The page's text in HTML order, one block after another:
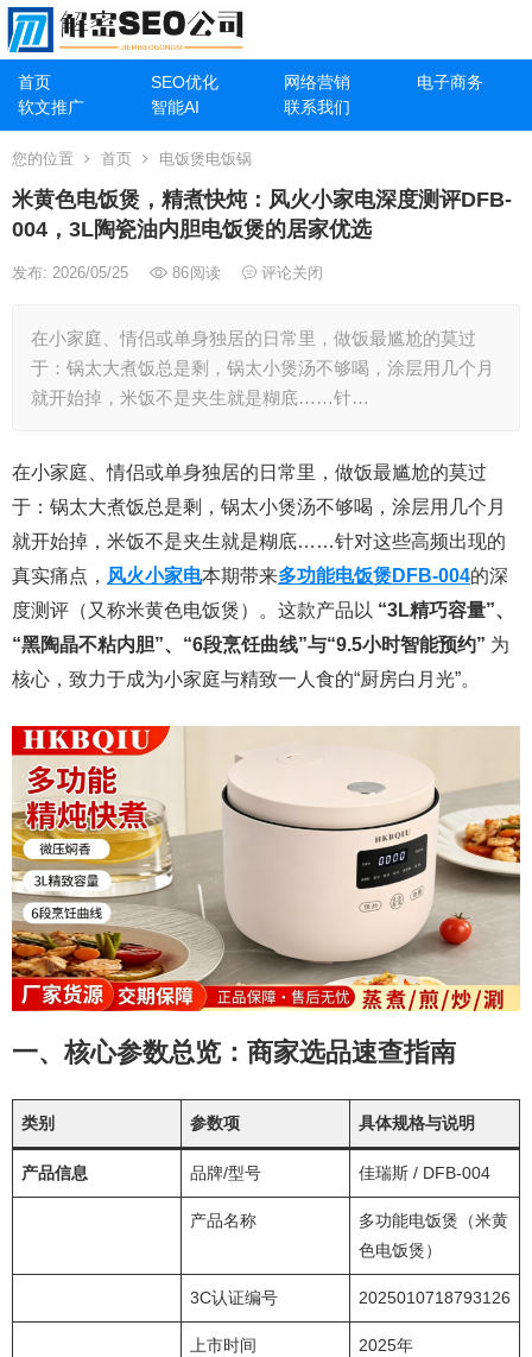
首页 SEO优化 网络营销
电子商务
软文推广
智能AI 联系我们
您的位置 首页 电饭煲电饭锅
米黄色电饭煲，精煮快炖：风火小家电深度测评DFB-
004，3L陶瓷油内胆电饭煲的居家优选
发布: 2026/05/25 86阅读 评论关闭
在小家庭、情侣或单身独居的日常里，做饭最尴尬的莫过
于：锅太大煮饭总是剩，锅太小煲汤不够喝，涂层用几个月
就开始掉，米饭不是夹生就是糊底……针…
在小家庭、情侣或单身独居的日常里，做饭最尴尬的莫过
于：锅太大煮饭总是剩，锅太小煲汤不够喝，涂层用几个月
就开始掉，米饭不是夹生就是糊底……针对这些高频出现的
真实痛点， 风火小家电本期带来多功能电饭煲DFB-004的深
度测评（又称米黄色电饭煲）。这款产品以 “3L精巧容量”、
“黑陶晶不粘内胆”、“6段烹饪曲线”与“9.5小时智能预约” 为
核心，致力于成为小家庭与精致一人食的“厨房白月光”。
一、核心参数总览：商家选品速查指南
类别 参数项 具体规格与说明
产品信息 品牌/型号 佳瑞斯 / DFB-004
产品名称
多功能电饭煲（米黄
色电饭煲）
3C认证编号 2025010718793126
上市时间 2025年